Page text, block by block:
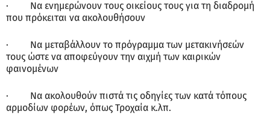
· Να ενημερώνουν τους οικείους τους για τη διαδρομή
που πρόκειται να ακολουθήσουν
· Να μεταβάλλουν το πρόγραμμα των μετακινήσεών
τους ώστε να αποφεύγουν την αιχμή των καιρικών
φαινομένων
· Να ακολουθούν πιστά τις οδηγίες των κατά τόπους
αρμοδίων φορέων, όπως Τροχαία κ.λπ.